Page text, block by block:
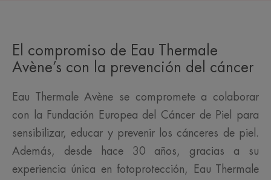
El compromiso de Eau Thermale
Avène’s con la prevención del cáncer
Eau Thermale Avène se compromete a colaborar
con la Fundación Europea del Cáncer de Piel para
sensibilizar, educar y prevenir los cánceres de piel.
Además, desde hace 30 años, gracias a su
experiencia única en fotoprotección, Eau Thermale